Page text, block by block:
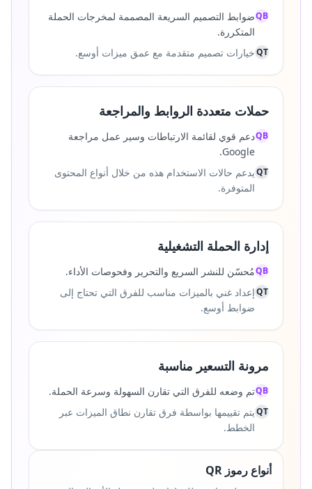
QBضوابط التصميم السريعة المصممة لمخرجات الحملة
المتكررة.
QTخيارات تصميم متقدمة مع عمق ميزات أوسع.
حملات متعددة الروابط والمراجعة
QBدعم قوي لقائمة الارتباطات وسير عمل مراجعة
Google.
QTيدعم حالات الاستخدام هذه من خلال أنواع المحتوى
المتوفرة.
إدارة الحملة التشغيلية
QBمُحسّن للنشر السريع والتحرير وفحوصات الأداء.
QTإعداد غني بالميزات مناسب للفرق التي تحتاج إلى
ضوابط أوسع.
مرونة التسعير مناسبة
QBتم وضعه للفرق التي تقارن السهولة وسرعة الحملة.
QTيتم تقييمها بواسطة فرق تقارن نطاق الميزات عبر
الخطط.
أنواع رموز QR